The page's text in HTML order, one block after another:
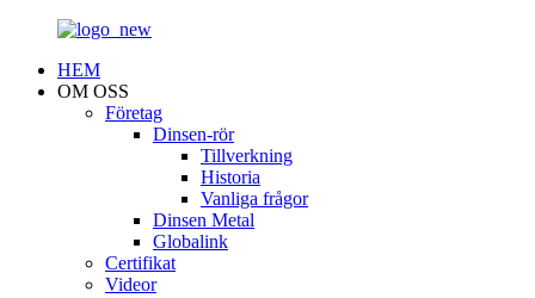
HEM
OM OSS
Företag
Dinsen-rör
Tillverkning
Historia
Vanliga frågor
Dinsen Metal
Globalink
Certifikat
Videor